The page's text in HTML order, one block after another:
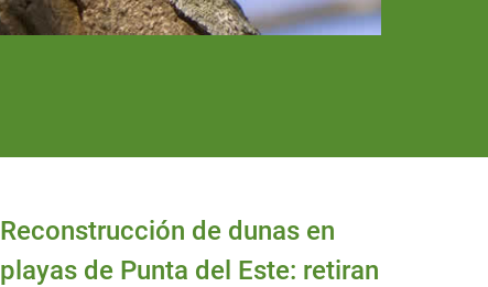
Reconstrucción de dunas en
playas de Punta del Este: retiran